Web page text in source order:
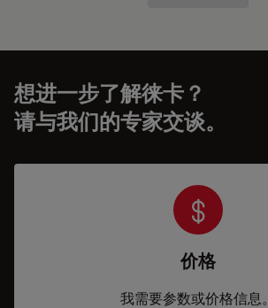
想进一步了解徕卡？
请与我们的专家交谈。
价格
我需要参数或价格信息。